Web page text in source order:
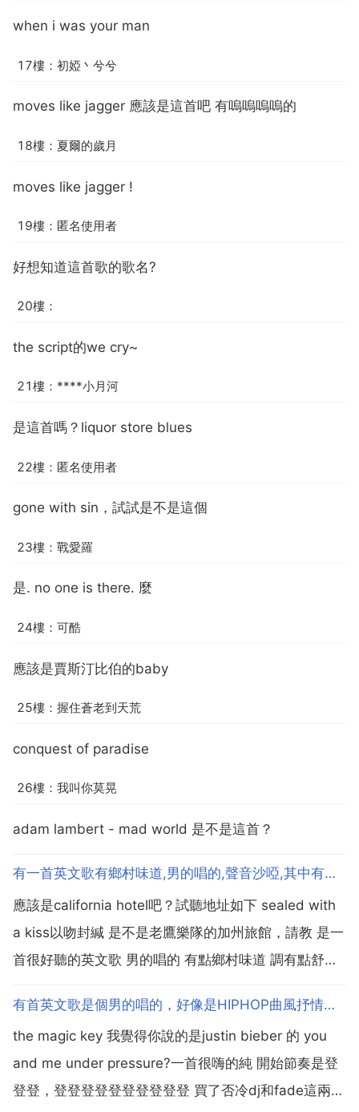
when i was your man
17樓：初婭丶兮兮
moves like jagger 應該是這首吧 有嗚嗚嗚嗚的
18樓：夏爾的歲月
moves like jagger !
19樓：匿名使用者
好想知道這首歌的歌名?
20樓：
the script的we cry~
21樓：****小月河
是這首嗎？liquor store blues
22樓：匿名使用者
gone with sin，試試是不是這個
23樓：戰愛羅
是. no one is there. 麼
24樓：可酷
應該是賈斯汀比伯的baby
25樓：握住蒼老到天荒
conquest of paradise
26樓：我叫你莫晃
adam lambert - mad world 是不是這首？
有一首英文歌有鄉村味道,男的唱的,聲音沙啞,其中有部分鼓的節
應該是california hotel吧？試聽地址如下 sealed with
a kiss以吻封緘 是不是老鷹樂隊的加州旅館，請教 是一
首很好聽的英文歌 男的唱的 有點鄉村味道 調有點舒
不知是不是你想要的 take me home co...
有首英文歌是個男的唱的，好像是HIPHOP曲風抒情的。前奏是鋼琴登登登登登登登登登登
the magic key 我覺得你說的是justin bieber 的 you
and me under pressure?一首很嗨的純 開始節奏是登
登登，登登登登登登登登登登 買了否冷dj和fade這兩首